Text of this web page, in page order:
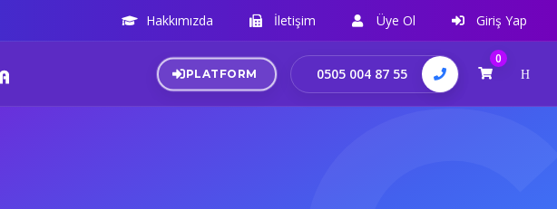
Hakkımızda İletişim Üye Ol Giriş Yap
PLATFORM 0505 004 87 55
0